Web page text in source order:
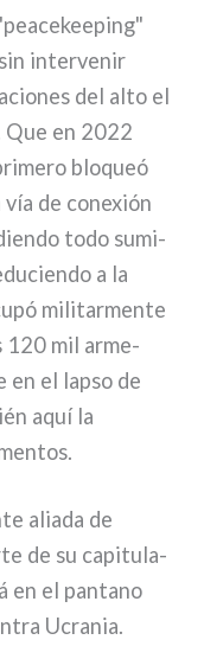
inter­ve­nir
del alto el
Que en 2022
blo­queó
de cone­xión
todo sumi­
a la
mili­tar­men­te
120 mil arme­
en el lap­so de
aquí la
alia­da de
de su capi­tu­la­
en el pan­ta­no
Ucrania.